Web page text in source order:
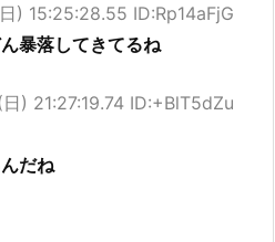
) 15:25:28.55 ID:Rp14aFjG
暴落してきてるね
) 21:27:19.74 ID:+BlT5dZu
だね